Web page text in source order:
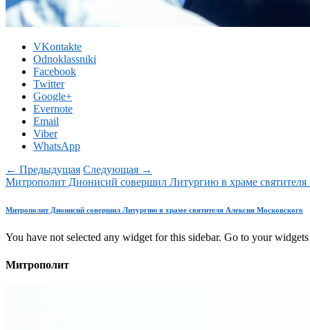
VKontakte
Odnoklassniki
Facebook
Twitter
Google+
Evernote
Email
Viber
WhatsApp
← Предыдущая Следующая →
Митрополит Дионисий совершил Литургию в храме святителя
Митрополит Дионисий совершил Литургию в храме святителя Алексия Московского
You have not selected any widget for this sidebar. Go to your
Митрополит